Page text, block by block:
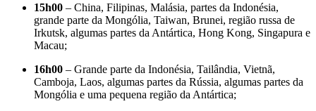
15h00 – China, Filipinas, Malásia, partes da Indonésia,
grande parte da Mongólia, Taiwan, Brunei, região russa de
Irkutsk, algumas partes da Antártica, Hong Kong, Singapura e
Macau;
16h00 – Grande parte da Indonésia, Tailândia, Vietnã,
Camboja, Laos, algumas partes da Rússia, algumas partes da
Mongólia e uma pequena região da Antártica;